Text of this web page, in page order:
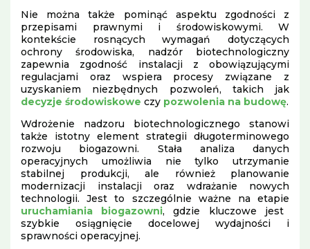
Nie można także pominąć aspektu zgodności z
przepisami prawnymi i środowiskowymi. W
kontekście rosnących wymagań dotyczących
ochrony środowiska, nadzór biotechnologiczny
zapewnia zgodność instalacji z obowiązującymi
regulacjami oraz wspiera procesy związane z
uzyskaniem niezbędnych pozwoleń, takich jak
decyzje środowiskowe czy pozwolenia na budowę.
Wdrożenie nadzoru biotechnologicznego stanowi
także istotny element strategii długoterminowego
rozwoju biogazowni. Stała analiza danych
operacyjnych umożliwia nie tylko utrzymanie
stabilnej produkcji, ale również planowanie
modernizacji instalacji oraz wdrażanie nowych
technologii. Jest to szczególnie ważne na etapie
uruchamiania biogazowni, gdzie kluczowe jest
szybkie osiągnięcie docelowej wydajności i
sprawności operacyjnej.